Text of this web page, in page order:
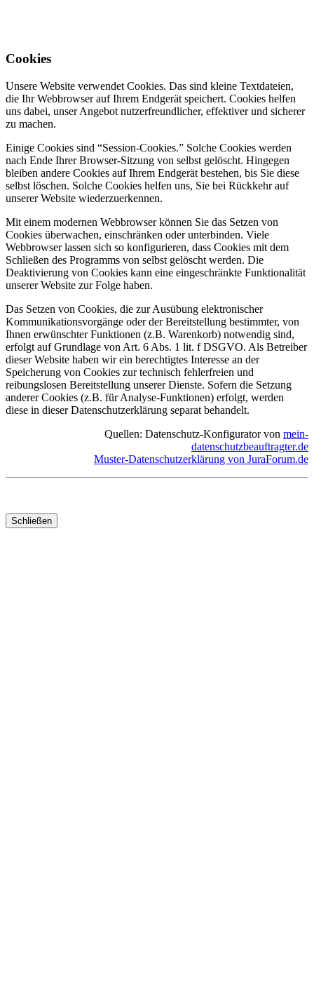
Cookies
Unsere Website verwendet Cookies. Das sind kleine Textdateien,
die Ihr Webbrowser auf Ihrem Endgerät speichert. Cookies helfen
uns dabei, unser Angebot nutzerfreundlicher, effektiver und sicherer
zu machen.
Einige Cookies sind “Session-Cookies.” Solche Cookies werden
nach Ende Ihrer Browser-Sitzung von selbst gelöscht. Hingegen
bleiben andere Cookies auf Ihrem Endgerät bestehen, bis Sie diese
selbst löschen. Solche Cookies helfen uns, Sie bei Rückkehr auf
unserer Website wiederzuerkennen.
Mit einem modernen Webbrowser können Sie das Setzen von
Cookies überwachen, einschränken oder unterbinden. Viele
Webbrowser lassen sich so konfigurieren, dass Cookies mit dem
Schließen des Programms von selbst gelöscht werden. Die
Deaktivierung von Cookies kann eine eingeschränkte Funktionalität
unserer Website zur Folge haben.
Das Setzen von Cookies, die zur Ausübung elektronischer
Kommunikationsvorgänge oder der Bereitstellung bestimmter, von
Ihnen erwünschter Funktionen (z.B. Warenkorb) notwendig sind,
erfolgt auf Grundlage von Art. 6 Abs. 1 lit. f DSGVO. Als Betreiber
dieser Website haben wir ein berechtigtes Interesse an der
Speicherung von Cookies zur technisch fehlerfreien und
reibungslosen Bereitstellung unserer Dienste. Sofern die Setzung
anderer Cookies (z.B. für Analyse-Funktionen) erfolgt, werden
diese in dieser Datenschutzerklärung separat behandelt.
Quellen: Datenschutz-Konfigurator von mein-
datenschutzbeauftragter.de
Muster-Datenschutzerklärung von JuraForum.de
Schließen